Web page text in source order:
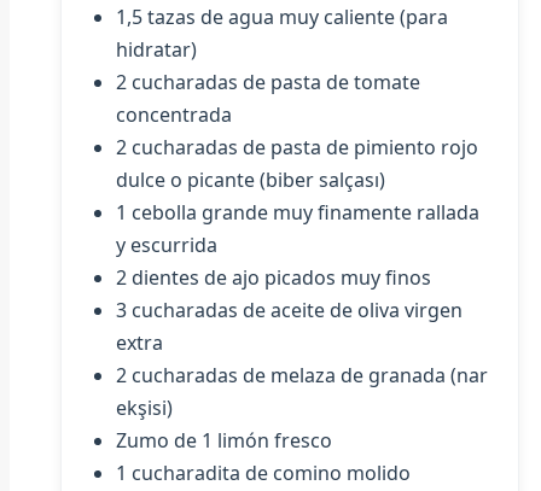
1,5 tazas de agua muy caliente (para
hidratar)
2 cucharadas de pasta de tomate
concentrada
2 cucharadas de pasta de pimiento rojo
dulce o picante (biber salçası)
1 cebolla grande muy finamente rallada
y escurrida
2 dientes de ajo picados muy finos
3 cucharadas de aceite de oliva virgen
extra
2 cucharadas de melaza de granada (nar
ekşisi)
Zumo de 1 limón fresco
1 cucharadita de comino molido